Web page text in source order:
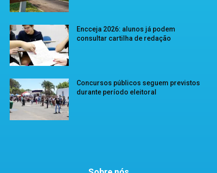
Encceja 2026: alunos já podem
consultar cartilha de redação
Concursos públicos seguem previstos
durante período eleitoral